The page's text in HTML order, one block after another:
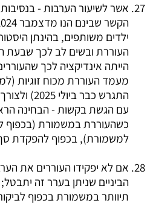
אשר לשיעור הערבות -
ילדים משותפים, בהינתן
העוררת ובשים לב לכך שבעת
הייתה אינדיקציה לכך
מעמד העוררת מכוח זוגיות
התגרש כבר
עם הגשת בקשות - הבחינה
כשהעוררת במשמורת (בכפוף
למשמורת), בכפוף להפקדת סך של 10,000 ₪ תוך
אם לא יפקידו העוררים את
הביניים שניתן בערר זה
תיוותר במשמורת בכפוף